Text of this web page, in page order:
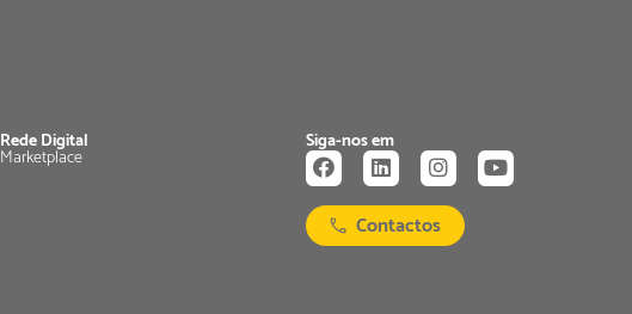
Rede Digital
Marketplace
Siga-nos em
Contactos